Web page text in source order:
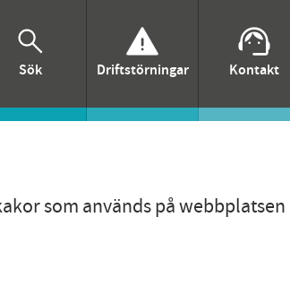
Sök Driftstörningar Kontakt
som används på